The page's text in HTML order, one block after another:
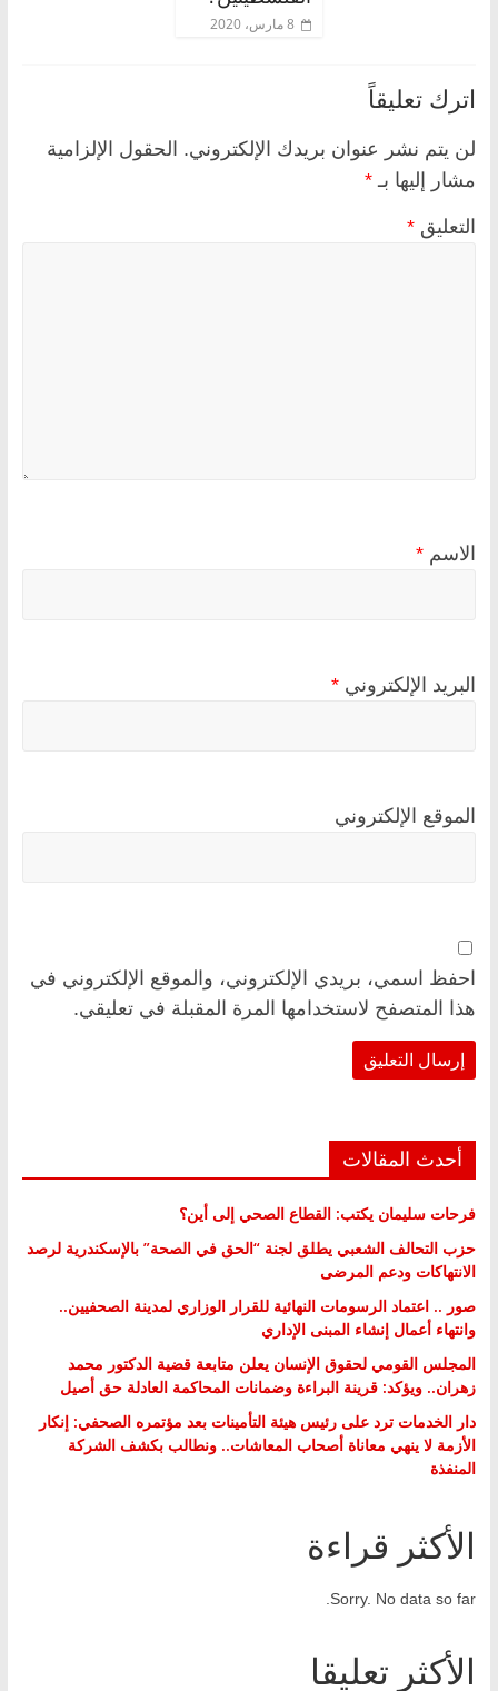
8 مارس، 2020
اترك تعليقاً
لن يتم نشر عنوان بريدك الإلكتروني. الحقول الإلزامية
مشار إليها بـ *
التعليق *
الاسم *
البريد الإلكتروني *
الموقع الإلكتروني
احفظ اسمي، بريدي الإلكتروني، والموقع الإلكتروني في
هذا المتصفح لاستخدامها المرة المقبلة في تعليقي.
أحدث المقالات
فرحات سليمان يكتب: القطاع الصحي إلى أين؟
حزب التحالف الشعبي يطلق لجنة “الحق في الصحة” بالإسكندرية لرصد
الانتهاكات ودعم المرضى
صور .. اعتماد الرسومات النهائية للقرار الوزاري لمدينة الصحفيين..
وانتهاء أعمال إنشاء المبنى الإداري
المجلس القومي لحقوق الإنسان يعلن متابعة قضية الدكتور محمد
زهران.. ويؤكد: قرينة البراءة وضمانات المحاكمة العادلة حق أصيل
دار الخدمات ترد على رئيس هيئة التأمينات بعد مؤتمره الصحفي: إنكار
الأزمة لا ينهي معاناة أصحاب المعاشات.. ونطالب بكشف الشركة
المنفذة
الأكثر قراءة
Sorry. No data so far.
الأكثر تعليقا